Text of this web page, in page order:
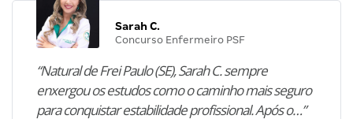
Sarah C.
Concurso Enfermeiro PSF
“Natural de Frei Paulo (SE), Sarah C. sempre
enxergou os estudos como o caminho mais seguro
para conquistar estabilidade profissional. Após o…”